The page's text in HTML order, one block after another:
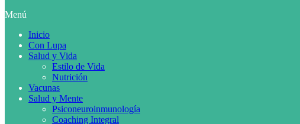
Menú
Inicio
Con Lupa
Salud y Vida
Estilo de Vida
Nutrición
Vacunas
Salud y Mente
Psiconeuroinmunología
Coaching Integral